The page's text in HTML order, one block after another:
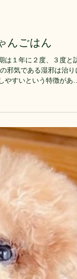
んごはん
は１年に２度、３度と訪
邪気である湿邪は治り
やすいという特徴があ